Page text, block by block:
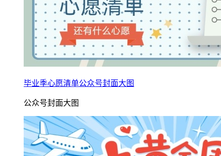
毕业季心愿清单公众号封面大图
公众号封面大图